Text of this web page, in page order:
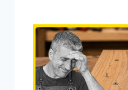
TANTA
GENTE
ENTRANDO
NA
ENTENDA